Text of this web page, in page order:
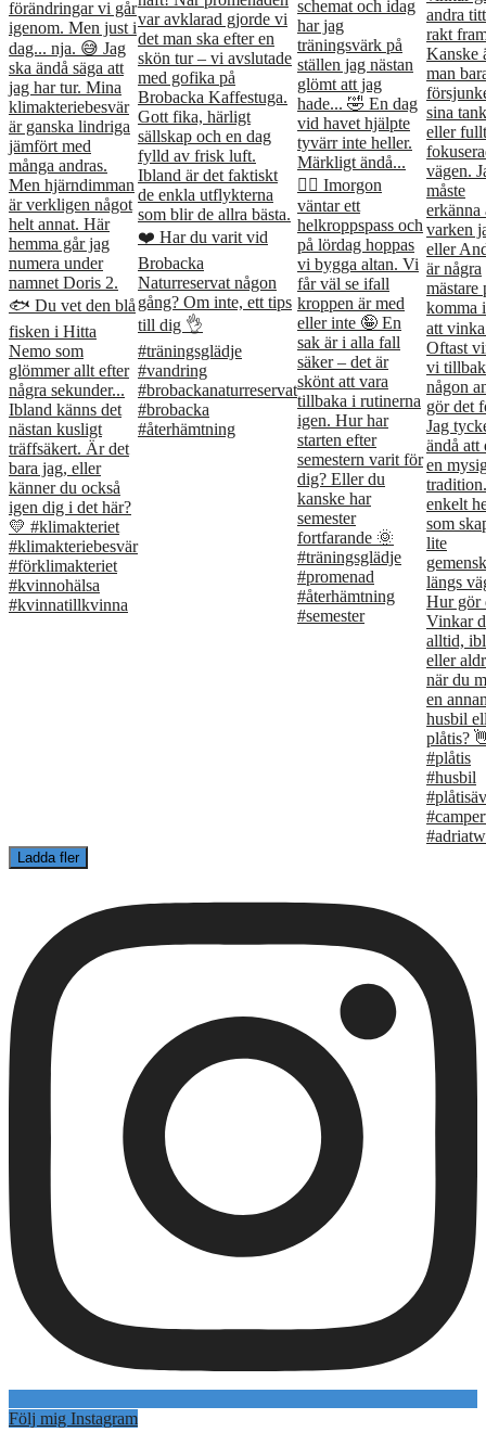
Ladda fler
Följ mig Instagram